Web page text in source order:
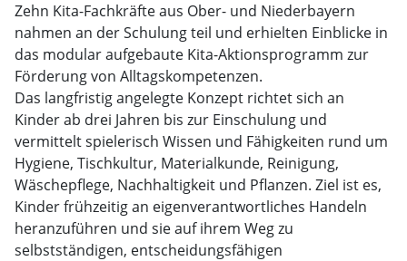
Zehn Kita-Fachkräfte aus Ober- und Niederbayern
nahmen an der Schulung teil und erhielten Einblicke in
das modular aufgebaute Kita-Aktionsprogramm zur
Förderung von Alltagskompetenzen.
Das langfristig angelegte Konzept richtet sich an
Kinder ab drei Jahren bis zur Einschulung und
vermittelt spielerisch Wissen und Fähigkeiten rund um
Hygiene, Tischkultur, Materialkunde, Reinigung,
Wäschepflege, Nachhaltigkeit und Pflanzen. Ziel ist es,
Kinder frühzeitig an eigenverantwortliches Handeln
heranzuführen und sie auf ihrem Weg zu
selbstständigen, entscheidungsfähigen